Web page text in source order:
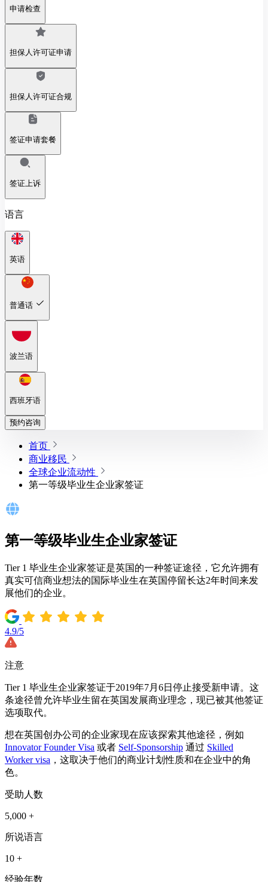
申请检查
担保人许可证申请
担保人许可证合规
签证申请套餐
签证上诉
语言
英语
普通话
波兰语
西班牙语
预约咨询
首页
商业移民
全球企业流动性
第一等级毕业生企业家签证
第一等级毕业生企业家签证
Tier 1 毕业生企业家签证是英国的一种签证途径，它允许拥有
真实可信商业想法的国际毕业生在英国停留长达2年时间来发
展他们的企业。
4.9/5
注意
Tier 1 毕业生企业家签证于2019年7月6日停止接受新申请。这
条途径曾允许毕业生留在英国发展商业理念，现已被其他签证
选项取代。
想在英国创办公司的企业家现在应该探索其他途径，例如
Innovator Founder Visa 或者 Self-Sponsorship 通过 Skilled
Worker visa ，这取决于他们的商业计划性质和在企业中的角
色。
受助人数
5,000 +
所说语言
10 +
经验年数